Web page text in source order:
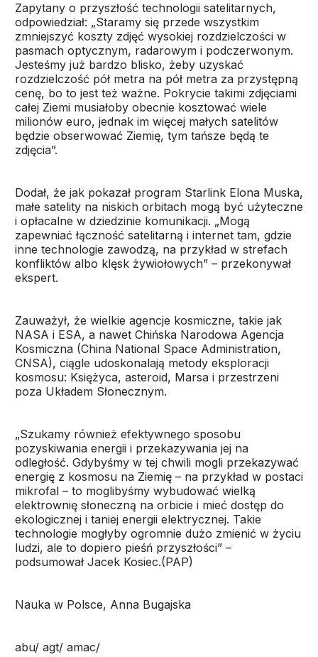
Zapytany o przyszłość technologii satelitarnych,
odpowiedział: „Staramy się przede wszystkim
zmniejszyć koszty zdjęć wysokiej rozdzielczości w
pasmach optycznym, radarowym i podczerwonym.
Jesteśmy już bardzo blisko, żeby uzyskać
rozdzielczość pół metra na pół metra za przystępną
cenę, bo to jest też ważne. Pokrycie takimi zdjęciami
całej Ziemi musiałoby obecnie kosztować wiele
milionów euro, jednak im więcej małych satelitów
będzie obserwować Ziemię, tym tańsze będą te
zdjęcia”.
Dodał, że jak pokazał program Starlink Elona Muska,
małe satelity na niskich orbitach mogą być użyteczne
i opłacalne w dziedzinie komunikacji. „Mogą
zapewniać łączność satelitarną i internet tam, gdzie
inne technologie zawodzą, na przykład w strefach
konfliktów albo klęsk żywiołowych” – przekonywał
ekspert.
Zauważył, że wielkie agencje kosmiczne, takie jak
NASA i ESA, a nawet Chińska Narodowa Agencja
Kosmiczna (China National Space Administration,
CNSA), ciągle udoskonalają metody eksploracji
kosmosu: Księżyca, asteroid, Marsa i przestrzeni
poza Układem Słonecznym.
„Szukamy również efektywnego sposobu
pozyskiwania energii i przekazywania jej na
odległość. Gdybyśmy w tej chwili mogli przekazywać
energię z kosmosu na Ziemię – na przykład w postaci
mikrofal – to moglibyśmy wybudować wielką
elektrownię słoneczną na orbicie i mieć dostęp do
ekologicznej i taniej energii elektrycznej. Takie
technologie mogłyby ogromnie dużo zmienić w życiu
ludzi, ale to dopiero pieśń przyszłości” –
podsumował Jacek Kosiec.(PAP)
Nauka w Polsce, Anna Bugajska
abu/ agt/ amac/